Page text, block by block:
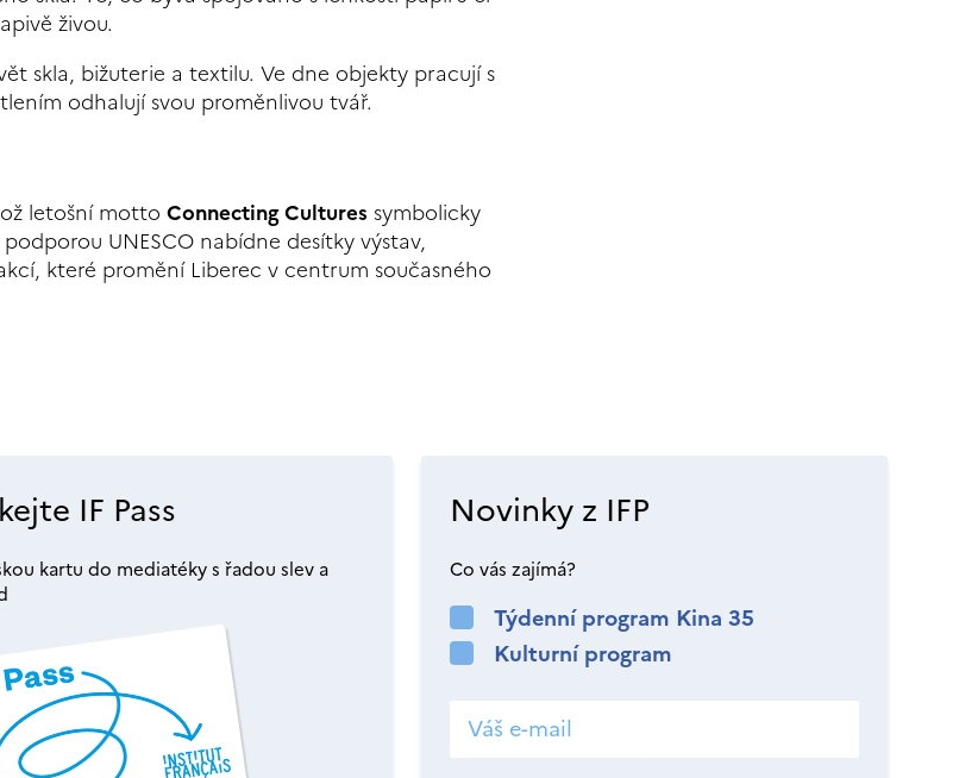
živou.
skla, bižuterie a textilu. Ve dne objekty pracují s
odhalují svou proměnlivou tvář.
letošní motto Connecting Cultures symbolicky
UNESCO nabídne desítky výstav,
které promění Liberec v centrum současného
IF Pass
kartu do mediatéky s řadou slev a
Novinky z IFP
Co vás zajímá?
Týdenní program Kina 35
Kulturní program